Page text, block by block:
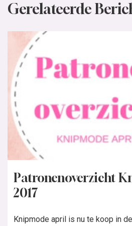
Gerelateerde
Patronenoverzicht
2017
Knipmode april is nu te koop in